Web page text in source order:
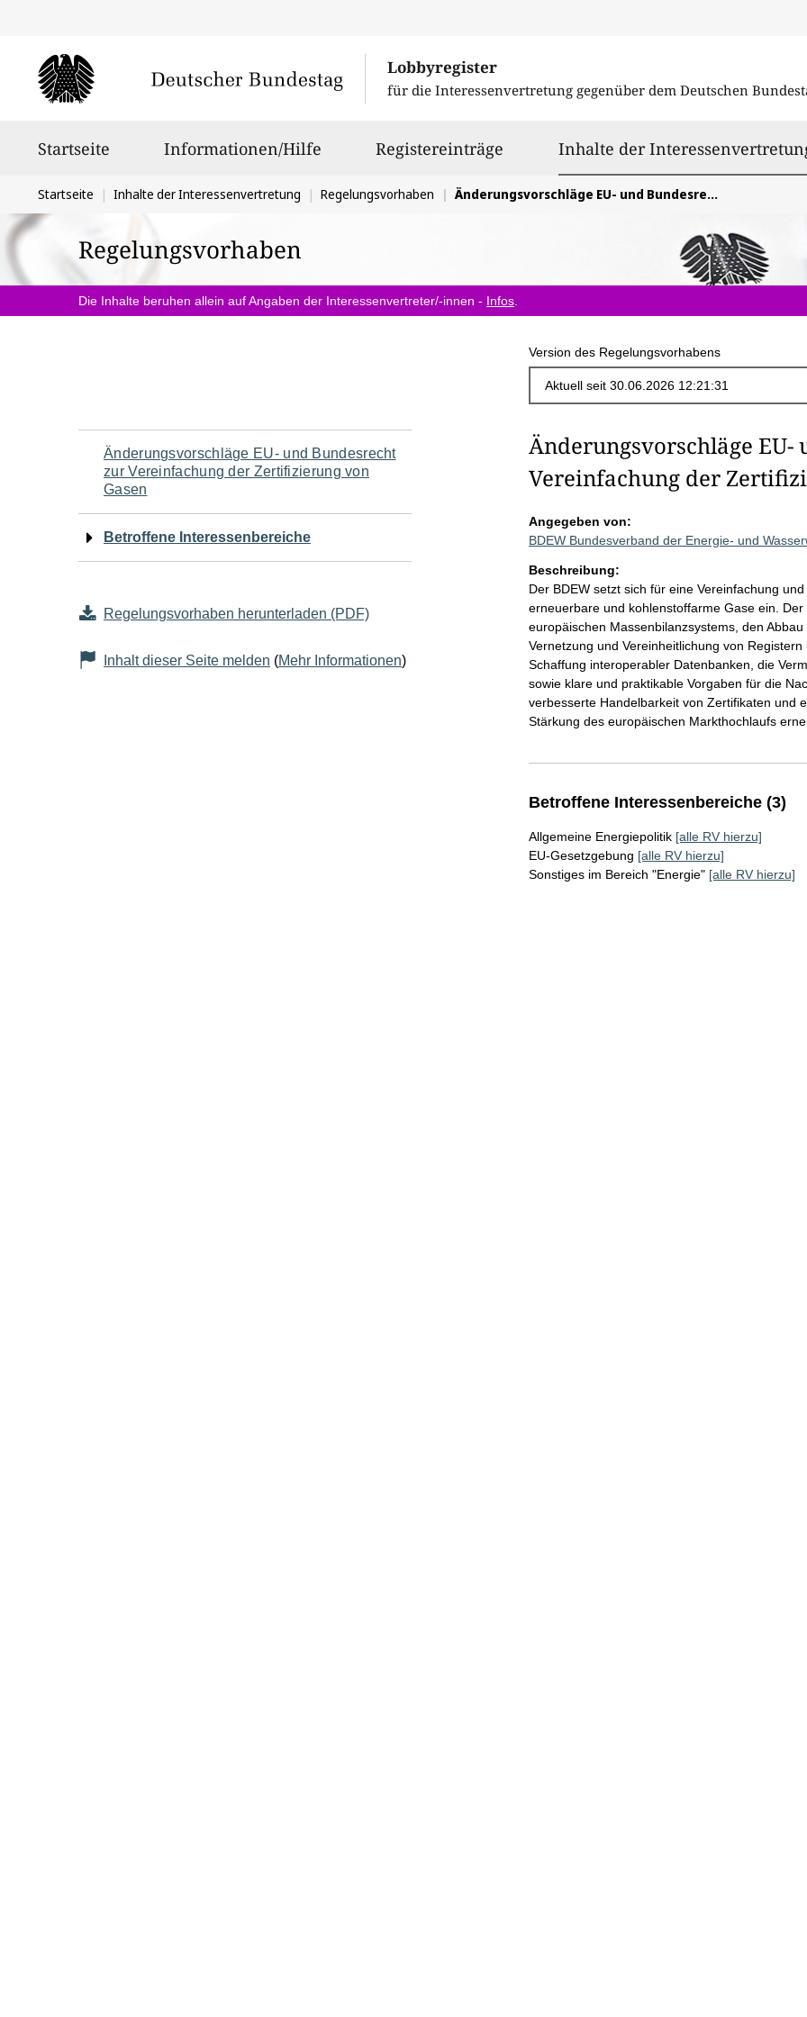
Lobbyregister
für die Interessenvertretung gegenüber dem Deutschen
Startseite Informationen/Hilfe Registereinträge Inhalte der
Sie
befinden
sich
hier:
Startseite Inhalte der Interessenvertretung Regelungsvorhaben Änderungsvorschläge EU- und Bundesrecht zur Vereinfachung der Zertifizierung von Gasen
Regelungsvorhaben
Die Inhalte beruhen allein auf Angaben der Interessenvertreter/-innen - Infos
Version des Regelungsvorhabens
Navigation
für
den
Änderungsvorschläge EU- und Bundesrecht
zur Vereinfachung der Zertifizierung von
Gasen
Betroffene Interessenbereiche
Regelungsvorhaben herunterladen (PDF)
Inhalt dieser Seite melden (Mehr Informationen)
Änderungsvorschläge EU-
Vereinfachung der
Angegeben von:
BDEW Bundesverband der Energie- und
Beschreibung:
Der BDEW setzt sich für eine Vereinfachung
erneuerbare und kohlenstoffarme Gase ein.
europäischen Massenbilanzsystems, den
Vernetzung und Vereinheitlichung von
Schaffung interoperabler Datenbanken, die
sowie klare und praktikable Vorgaben für die
verbesserte Handelbarkeit von Zertifikaten und
Stärkung des europäischen Markthochlaufs
Betroffene Interessenbereiche (3)
Allgemeine Energiepolitik [alle RV hierzu]
EU-Gesetzgebung [alle RV hierzu]
Sonstiges im Bereich "Energie" [alle RV hierzu]